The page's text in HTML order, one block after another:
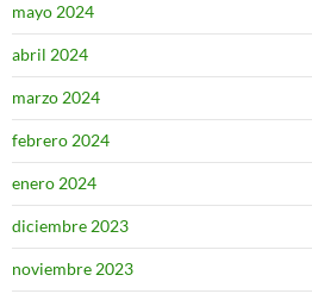
mayo 2024
abril 2024
marzo 2024
febrero 2024
enero 2024
diciembre 2023
noviembre 2023